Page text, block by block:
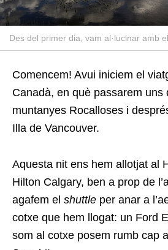
Des del primer dia, vam al·lucinar amb
Comencem! Avui iniciem el
Canadà, en què passarem uns
muntanyes Rocalloses i
Illa de Vancouver.
Aquesta nit ens hem allotjat al
Hilton Calgary, ben a prop de
agafem el shuttle per anar a
cotxe que hem llogat: un Ford
som al cotxe posem rumb cap